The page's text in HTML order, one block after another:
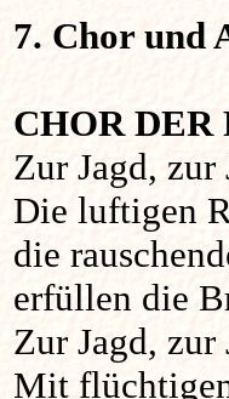
7. Chor und
CHOR DER
Zur Jagd, zur
Die luftigen
die
erfüllen die
Zur Jagd, zur
Mit